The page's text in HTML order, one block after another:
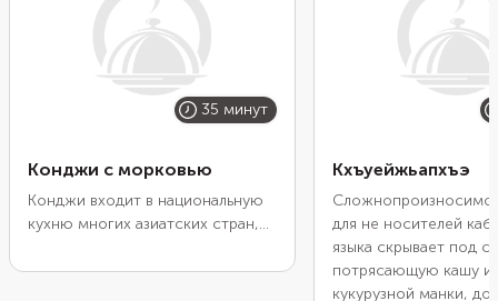
35 минут
Конджи с морковью
Конджи входит в национальную
кухню многих азиатских стран,
и тайскую. В основе всегда крупа
Кхъуейжьапхъэ
для не носителей
языка скрывает под
потрясающую кашу из
кукурузной манки,